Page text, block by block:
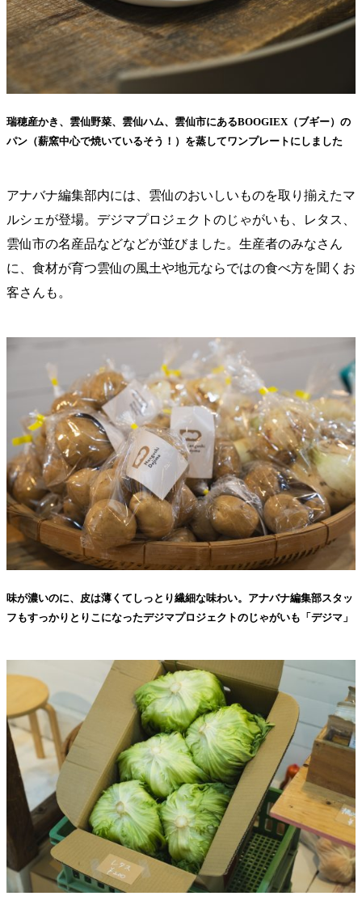
瑞穂産かき、雲仙野菜、雲仙ハム、雲仙市にあるBOOGIEX（ブギー）の
パン（薪窯中心で焼いているそう！）を蒸してワンプレートにしました
アナバナ編集部内には、雲仙のおいしいものを取り揃えたマ
ルシェが登場。デジマプロジェクトのじゃがいも、レタス、
雲仙市の名産品などなどが並びました。生産者のみなさん
に、食材が育つ雲仙の風土や地元ならではの食べ方を聞くお
客さんも。
味が濃いのに、皮は薄くてしっとり繊細な味わい。アナバナ編集部スタッ
フもすっかりとりこになったデジマプロジェクトのじゃがいも「デジマ」